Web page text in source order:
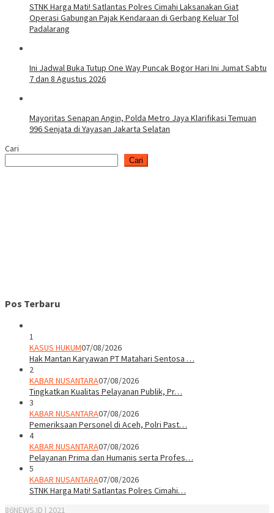
STNK Harga Mati! Satlantas Polres Cimahi Laksanakan Giat
Operasi Gabungan Pajak Kendaraan di Gerbang Keluar Tol
Padalarang
Ini Jadwal Buka Tutup One Way Puncak Bogor Hari Ini Jumat Sabtu
7 dan 8 Agustus 2026
Mayoritas Senapan Angin, Polda Metro Jaya Klarifikasi Temuan
996 Senjata di Yayasan Jakarta Selatan
Cari
Cari
Pos Terbaru
1
KASUS HUKUM07/08/2026
Hak Mantan Karyawan PT Matahari Sentosa …
2
KABAR NUSANTARA07/08/2026
Tingkatkan Kualitas Pelayanan Publik, Pr…
3
KABAR NUSANTARA07/08/2026
Pemeriksaan Personel di Aceh, Polri Past…
4
KABAR NUSANTARA07/08/2026
Pelayanan Prima dan Humanis serta Profes…
5
KABAR NUSANTARA07/08/2026
STNK Harga Mati! Satlantas Polres Cimahi…
86NEWS.ID | 2021